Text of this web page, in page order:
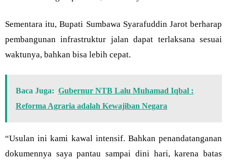
Sementara itu, Bupati Sumbawa Syarafuddin Jarot berharap
pembangunan infrastruktur jalan dapat terlaksana sesuai
waktunya, bahkan bisa lebih cepat.
Baca Juga: Gubernur NTB Lalu Muhamad Iqbal :
Reforma Agraria adalah Kewajiban Negara
“Usulan ini kami kawal intensif. Bahkan penandatanganan
dokumennya saya pantau sampai dini hari, karena batas